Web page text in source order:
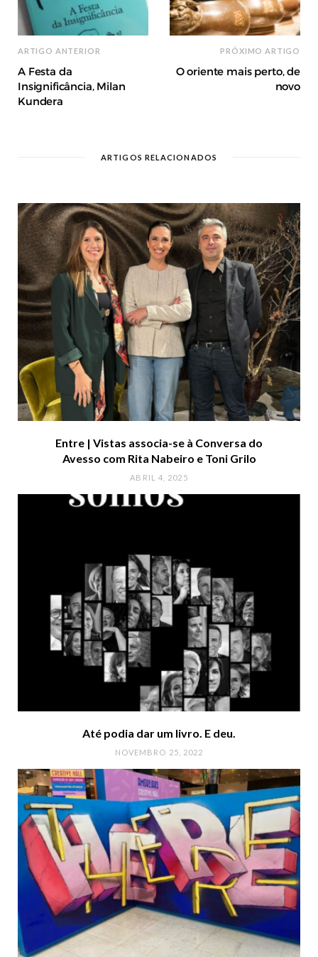
ARTIGO ANTERIOR
A Festa da
Insignificância, Milan
Kundera
PRÓXIMO ARTIGO
O oriente mais perto, de
novo
ARTIGOS RELACIONADOS
Entre | Vistas associa-se à Conversa do
Avesso com Rita Nabeiro e Toni Grilo
ABRIL 4, 2025
Até podia dar um livro. E deu.
NOVEMBRO 25, 2022